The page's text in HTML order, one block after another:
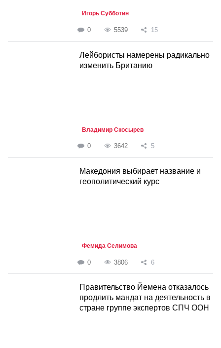
Игорь Субботин
0 5539 15
Лейбористы намерены радикально
изменить Британию
Владимир Скосырев
0 3642 5
Македония выбирает название и
геополитический курс
Фемида Селимова
0 3806 6
Правительство Йемена отказалось
продлить мандат на деятельность в
стране группе экспертов СПЧ ООН